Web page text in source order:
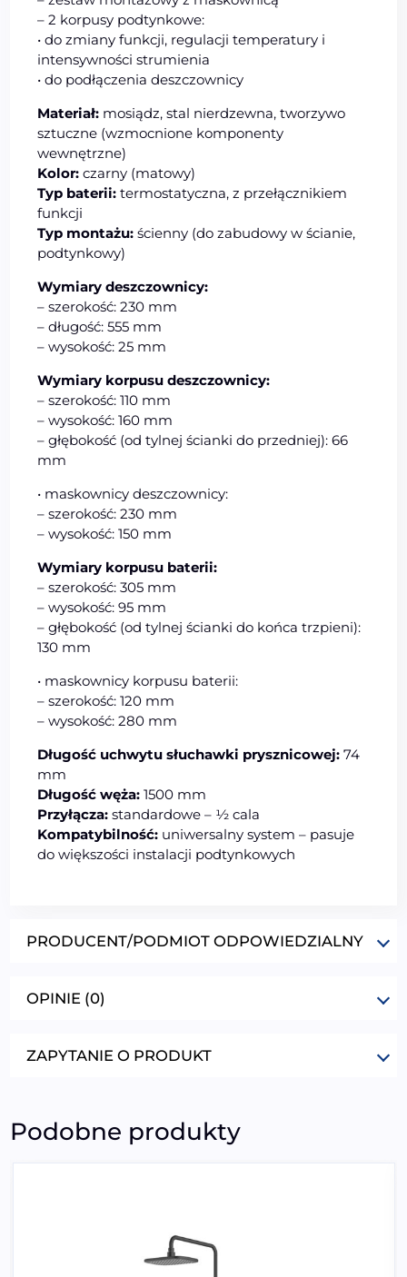
– 2 korpusy podtynkowe:
• do zmiany funkcji, regulacji temperatury i
intensywności strumienia
• do podłączenia deszczownicy
Materiał: mosiądz, stal nierdzewna, tworzywo
sztuczne (wzmocnione komponenty
wewnętrzne)
Kolor: czarny (matowy)
Typ baterii: termostatyczna, z przełącznikiem
funkcji
Typ montażu: ścienny (do zabudowy w ścianie,
podtynkowy)
Wymiary deszczownicy:
– szerokość: 230 mm
– długość: 555 mm
– wysokość: 25 mm
Wymiary korpusu deszczownicy:
– szerokość: 110 mm
– wysokość: 160 mm
– głębokość (od tylnej ścianki do przedniej): 66
mm
• maskownicy deszczownicy:
– szerokość: 230 mm
– wysokość: 150 mm
Wymiary korpusu baterii:
– szerokość: 305 mm
– wysokość: 95 mm
– głębokość (od tylnej ścianki do końca trzpieni):
130 mm
• maskownicy korpusu baterii:
– szerokość: 120 mm
– wysokość: 280 mm
Długość uchwytu słuchawki prysznicowej: 74
mm
Długość węża: 1500 mm
Przyłącza: standardowe – ½ cala
Kompatybilność: uniwersalny system – pasuje
do większości instalacji podtynkowych
PRODUCENT/PODMIOT ODPOWIEDZIALNY
OPINIE (0)
ZAPYTANIE O PRODUKT
Podobne produkty